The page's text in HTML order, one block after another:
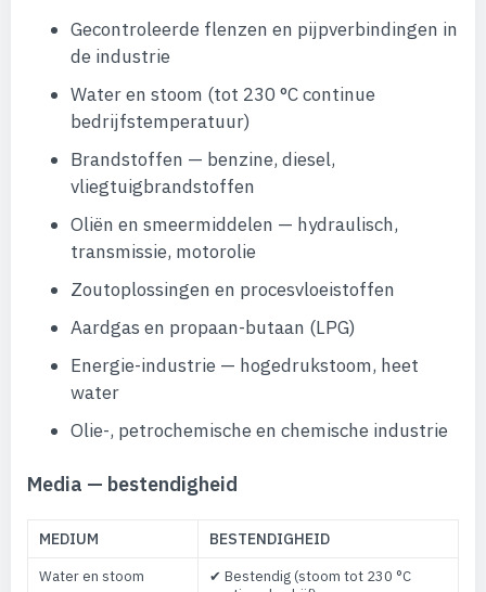
Gecontroleerde flenzen en pijpverbindingen in
de industrie
Water en stoom (tot 230 °C continue
bedrijfstemperatuur)
Brandstoffen — benzine, diesel,
vliegtuigbrandstoffen
Oliën en smeermiddelen — hydraulisch,
transmissie, motorolie
Zoutoplossingen en procesvloeistoffen
Aardgas en propaan-butaan (LPG)
Energie-industrie — hogedrukstoom, heet
water
Olie-, petrochemische en chemische industrie
Media — bestendigheid
MEDIUM BESTENDIGHEID
Water en stoom
✔ Bestendig (stoom tot 230 °C